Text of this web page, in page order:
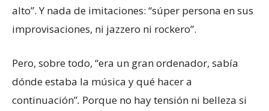
alto”. Y nada de imitaciones: “súper persona en sus
improvisaciones, ni jazzero ni rockero”.
Pero, sobre todo, “era un gran ordenador, sabía
dónde estaba la música y qué hacer a
continuación”. Porque no hay tensión ni belleza si